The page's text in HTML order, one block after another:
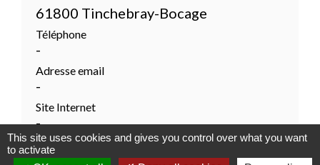
61800 Tinchebray-Bocage
Téléphone
-
Adresse email
-
Site Internet
-
Signaler une erreur sur ce lieu
This site uses cookies and gives you control over what you want
to activate